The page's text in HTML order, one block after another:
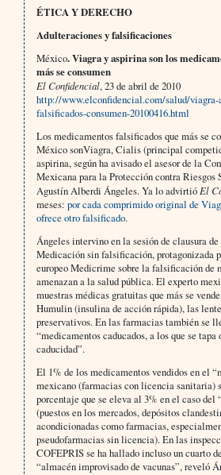
ÉTICA Y DERECHO
Adulteraciones y falsificaciones
México. Viagra y aspirina son los
más se consumen
El Confidencial, 23 de abril de 2010
http://www.elconfidencial.com/salud/viagra-
falsificados-consumen-20100416.html
Los medicamentos falsificados que más se
México sonViagra, Cialis (principal
aspirina, según ha avisado el asesor de la
Mexicana para la Protección contra Riesgos
Agustín Alberdi Ángeles. Ya lo advirtió El
meses: por cada comprimido original de
ofrece otro falsificado.
Ángeles intervino en la sesión de clausura
Medicación sin falsificación, protagonizada
europeo Medicrime sobre la falsificación de
amenazan a la salud pública. El experto
muestras médicas gratuitas que más se
Humulin (insulina de acción rápida), las
preservativos. En las farmacias también se
“medicamentos caducados, a los que se tapa
caducidad”.
El 1% de los medicamentos vendidos en el
mexicano (farmacias con licencia sanitaria)
porcentaje que se eleva al 3% en el caso del
(puestos en los mercados, depósitos
acondicionadas como farmacias,
pseudofarmacias sin licencia). En las
COFEPRIS se ha hallado incluso un cuarto
“almacén improvisado de vacunas”, reveló